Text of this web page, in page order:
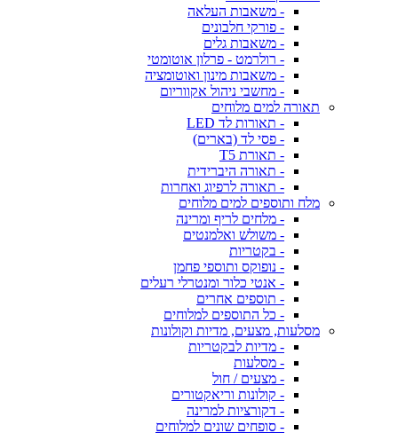
- משאבות העלאה
- פורקי חלבונים
- משאבות גלים
- רולרמט - פרלון אוטומטי
- משאבות מינון ואוטומציה
- מחשבי ניהול אקווריום
תאורה למים מלוחים
- תאורות לד LED
- פסי לד (בארים)
- תאורת T5
- תאורה היברידית
- תאורה לרפיוג ואחרות
מלח ותוספים למים מלוחים
- מלחים לריף ומרינה
- משולש ואלמנטים
- בקטריות
- נופוקס ותוספי פחמן
- אנטי כלור ומנטרלי רעלים
- תוספים אחרים
- כל התוספים למלוחים
מסלעות, מצעים, מדיות וקולונות
- מדיות לבקטריות
- מסלעות
- מצעים / חול
- קולונות וריאקטורים
- דקורציות למרינה
- סופחים שונים למלוחים